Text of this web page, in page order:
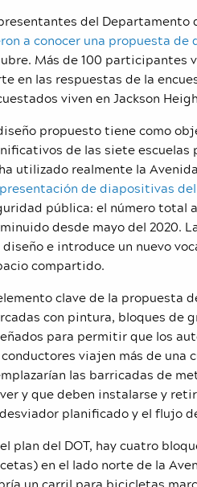
del Departamento
a conocer una propuesta de
Más de 100 participantes
en las respuestas de la
viven en Jackson
propuesto tiene como
de las siete escuelas
utilizado realmente la
presentación de diapositivas del
pública: el número total
desde mayo del 2020.
e introduce un nuevo
compartido.
clave de la propuesta
con pintura, bloques de
para permitir que los
viajen más de una
las barricadas de
y que deben instalarse y
planificado y el flujo
plan del DOT, hay cuatro
en el lado norte de la